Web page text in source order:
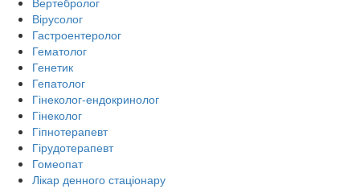
Вірусолог
Гастроентеролог
Гематолог
Генетик
Гепатолог
Гінеколог-ендокринолог
Гінеколог
Гіпнотерапевт
Гірудотерапевт
Гомеопат
Лікар денного стаціонару